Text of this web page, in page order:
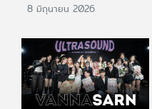
8 มิถุนายน 2026